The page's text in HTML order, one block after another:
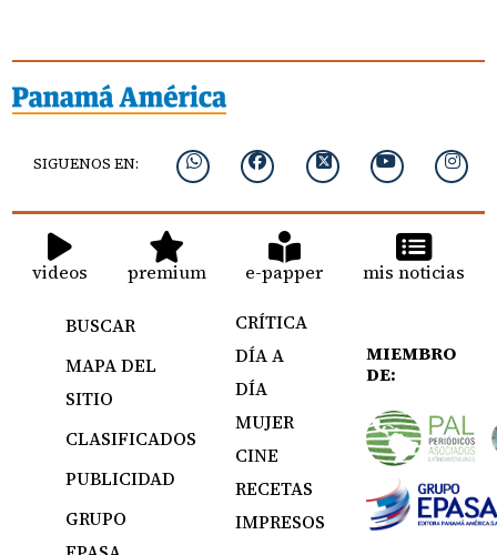
SIGUENOS EN:
videos premium e-papper mis noticias
BUSCAR
MAPA DEL
SITIO
CLASIFICADOS
PUBLICIDAD
GRUPO
CRÍTICA
DÍA A
DÍA
MUJER
CINE
RECETAS
IMPRESOS
MIEMBRO
DE: